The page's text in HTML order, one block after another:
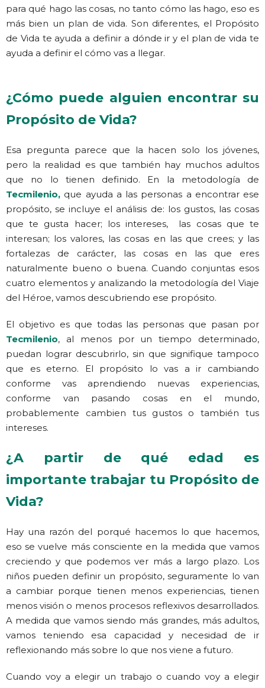
para qué hago las cosas, no tanto cómo las hago, eso es
más bien un plan de vida. Son diferentes, el Propósito
de Vida te ayuda a definir a dónde ir y el plan de vida te
ayuda a definir el cómo vas a llegar.
¿Cómo puede alguien encontrar su
Propósito de Vida?
Esa pregunta parece que la hacen solo los jóvenes,
pero la realidad es que también hay muchos adultos
que no lo tienen definido. En la metodología de
Tecmilenio, que ayuda a las personas a encontrar ese
propósito, se incluye el análisis de: los gustos, las cosas
que te gusta hacer; los intereses, las cosas que te
interesan; los valores, las cosas en las que crees; y las
fortalezas de carácter, las cosas en las que eres
naturalmente bueno o buena. Cuando conjuntas esos
cuatro elementos y analizando la metodología del Viaje
del Héroe, vamos descubriendo ese propósito.
El objetivo es que todas las personas que pasan por
Tecmilenio, al menos por un tiempo determinado,
puedan lograr descubrirlo, sin que signifique tampoco
que es eterno. El propósito lo vas a ir cambiando
conforme vas aprendiendo nuevas experiencias,
conforme van pasando cosas en el mundo,
probablemente cambien tus gustos o también tus
intereses.
¿A partir de qué edad es
importante trabajar tu Propósito de
Vida?
Hay una razón del porqué hacemos lo que hacemos,
eso se vuelve más consciente en la medida que vamos
creciendo y que podemos ver más a largo plazo. Los
niños pueden definir un propósito, seguramente lo van
a cambiar porque tienen menos experiencias, tienen
menos visión o menos procesos reflexivos desarrollados.
A medida que vamos siendo más grandes, más adultos,
vamos teniendo esa capacidad y necesidad de ir
reflexionando más sobre lo que nos viene a futuro.
Cuando voy a elegir un trabajo o cuando voy a elegir